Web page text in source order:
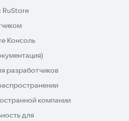
RuStore
Консоль
разработчиков
компании
для